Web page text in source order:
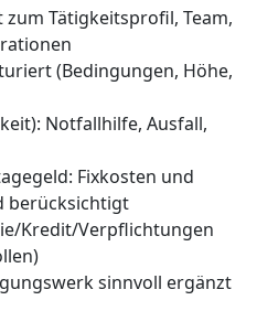
Tätigkeitsprofil, Team,
(Bedingungen, Höhe,
Notfallhilfe, Ausfall,
Fixkosten und
berücksichtigt
Kredit/Verpflichtungen
sinnvoll ergänzt